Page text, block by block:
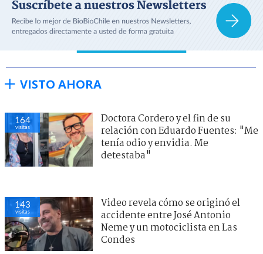
VISTO AHORA
164
visitas
Doctora Cordero y el fin de su
relación con Eduardo Fuentes: "Me
tenía odio y envidia. Me
detestaba"
143
visitas
Video revela cómo se originó el
accidente entre José Antonio
Neme y un motociclista en Las
Condes